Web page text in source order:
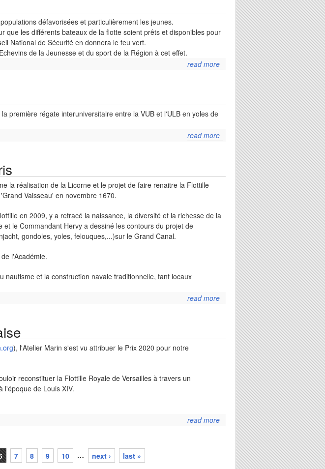
pour le projet
d'une yole pour
anvers
défavorisées et particulièrement les jeunes.
les différents bateaux de la flotte soient prêts et disponibles pour
National de Sécurité en donnera le feu vert.
de la Jeunesse et du sport de la Région à cet effet.
read more
about post-
confinement
première régate interuniversitaire entre la VUB et l'ULB en yoles de
read more
about
brussels
universities
regatta
la réalisation de la Licorne et le projet de faire renaitre la Flottille
Vaisseau' en novembre 1670.
en 2009, y a retracé la naissance, la diversité et la richesse de la
le Commandant Hervy a dessiné les contours du projet de
gondoles, yoles, felouques,...)sur le Grand Canal.
l'Académie.
et la construction navale traditionnelle, tant locaux
read more
about la
licorne à
l'académie
de marine
à paris
), l'Atelier Marin s'est vu attribuer le Prix 2020 pour notre
reconstituer la Flottille Royale de Versailles à travers un
l'époque de Louis XIV.
read more about prix
de la
fédération
voile-
aviron
7 8 9 10 … next › last »